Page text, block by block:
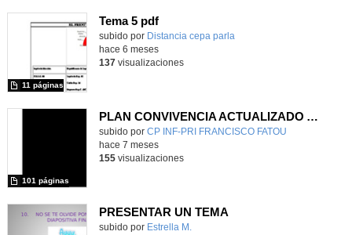
Tema 5 pdf
Contenido educativo.
subido por Distancia cepa parla
11 páginas
hace 6 meses
137visualizaciones
PLAN CONVIVENCIA ACTUALIZADO A 19-01-2026
Contenido educativo.
subido por CP INF-PRI FRANCISCO FATOU
101 páginas
hace 7 meses
155visualizaciones
PRESENTAR UN TEMA
Contenido educativo.
subido por Estrella M.